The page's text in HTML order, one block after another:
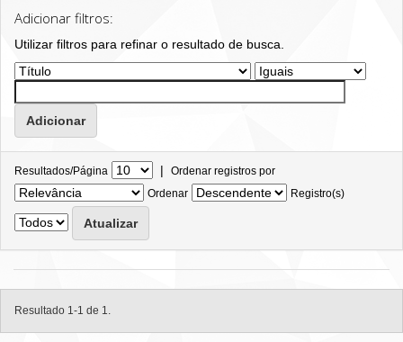
Adicionar filtros:
Utilizar filtros para refinar o resultado de busca.
Resultados/Página | Ordenar registros por
Ordenar
Registro(s)
Resultado 1-1 de 1.